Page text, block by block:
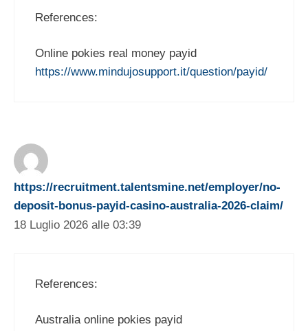
References:
Online pokies real money payid
https://www.mindujosupport.it/question/payid/
https://recruitment.talentsmine.net/employer/no-
deposit-bonus-payid-casino-australia-2026-claim/
18 Luglio 2026 alle 03:39
References:
Australia online pokies payid